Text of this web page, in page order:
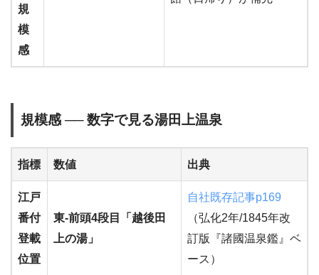
規
模
感
規模感 ── 数字で見る湯田上温泉
指標 数値 出典
江戸
番付
登載
位置
東-前頭4段目「越後田
上の湯」
自社既存記事p169
（弘化2年/1845年改
訂版『諸國温泉鑑』ベ
ース）